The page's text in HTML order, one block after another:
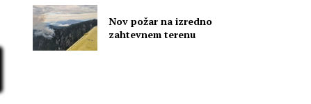
Nov požar na izredno
zahtevnem terenu